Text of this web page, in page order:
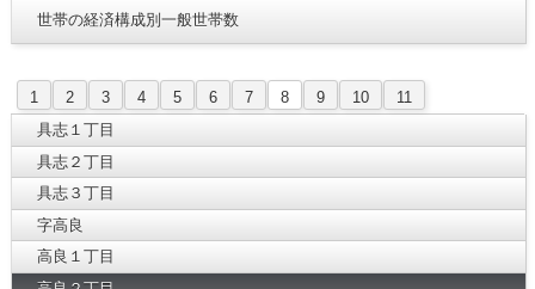
世帯の経済構成別一般世帯数
1 2 3 4 5 6 7 8 9 10
11
具志１丁目
具志２丁目
具志３丁目
字高良
高良１丁目